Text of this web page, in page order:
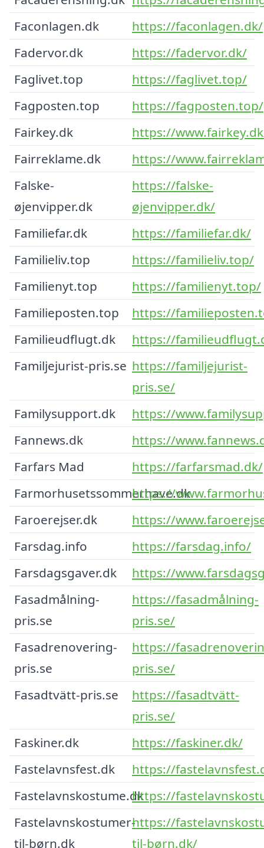
Faconlagen.dk
https://faconlagen.dk/
Fadervor.dk
https://fadervor.dk/
Faglivet.top
https://faglivet.top/
Fagposten.top
https://fagposten.top/
Fairkey.dk
https://
Fairreklame.dk
https://
Falske-
øjenvipper.dk
https://falske-
øjenvipper.dk/
Familiefar.dk
https://familiefar.dk/
Familieliv.top
https://familieliv.top/
Familienyt.top
https://familienyt.top/
Familieposten.top
https://
Familieudflugt.dk
https://
Familjejurist-pris.se https://familjejurist-
pris.se/
Familysupport.dk
https://
Fannews.dk
https://
Farfars Mad
https://farfarsmad.dk/
Farmorhusetssommerhave.dk
https://
Faroerejser.dk
https://
Farsdag.info
https://farsdag.info/
Farsdagsgaver.dk
https://
Fasadmålning-
pris.se
https://fasadmålning-
pris.se/
Fasadrenovering-
pris.se
https://
pris.se/
Fasadtvätt-pris.se
https://fasadtvätt-
pris.se/
Faskiner.dk
https://faskiner.dk/
Fastelavnsfest.dk
https://
Fastelavnskostume.dkhttps://
Fastelavnskostumer-
til-børn.dk
https://
til-børn.dk/